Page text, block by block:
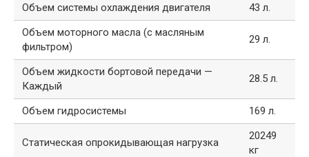
Объем системы охлаждения двигателя
43 л.
Объем моторного масла (с масляным
фильтром)
29 л.
Объем жидкости бортовой передачи —
Каждый
28.5 л.
Объем гидросистемы 169 л.
Статическая опрокидывающая нагрузка
20249
кг